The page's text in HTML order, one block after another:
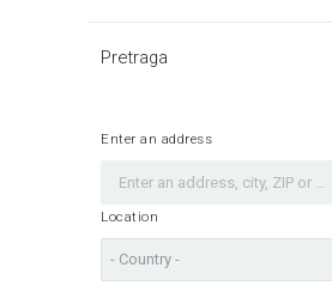
Pretraga
Enter an address
Location